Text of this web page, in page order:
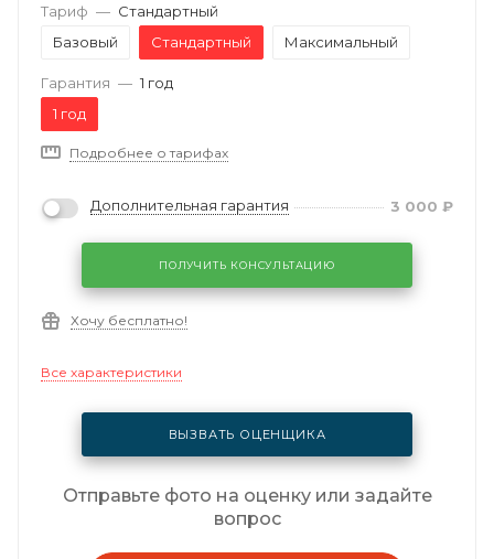
Тариф — Стандартный
Базовый
Стандартный Максимальный
Гарантия — 1 год
1 год
Подробнее о тарифах
Дополнительная гарантия 3 000 ₽
ПОЛУЧИТЬ КОНСУЛЬТАЦИЮ
Хочу бесплатно!
Все характеристики
ВЫЗВАТЬ ОЦЕНЩИКА
Отправьте фото на оценку или задайте
вопрос